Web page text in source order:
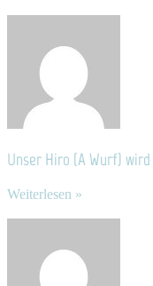
Unser Hiro (A Wurf)
Weiterlesen »